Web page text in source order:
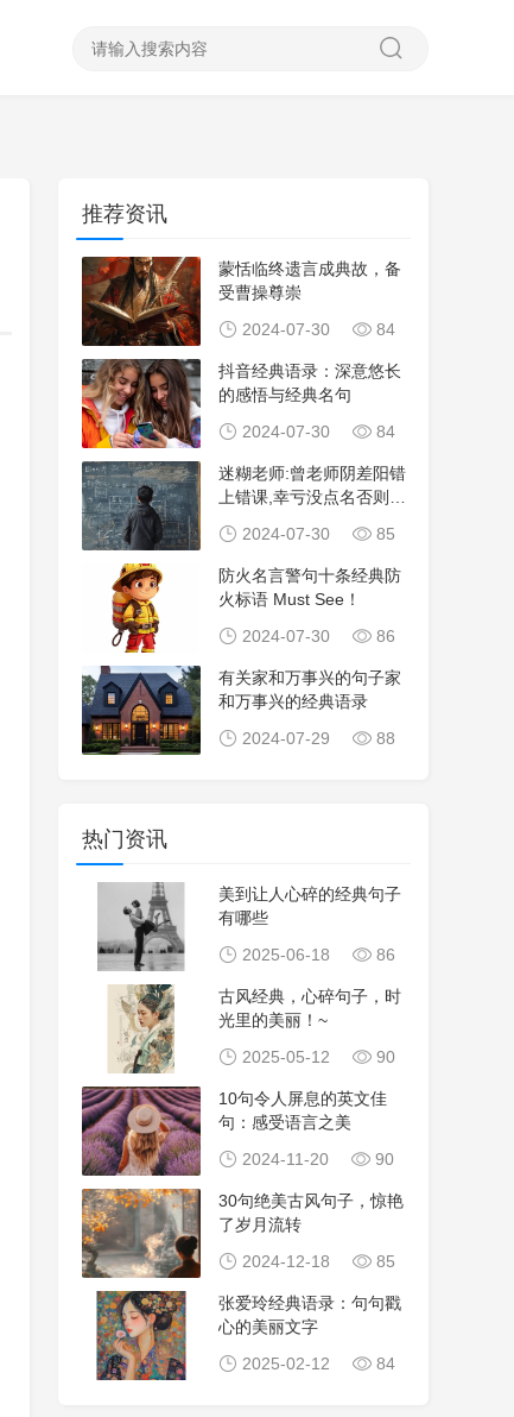
推荐资讯
蒙恬临终遗言成典故，备
受曹操尊崇
2024-07-30
84
抖音经典语录：深意悠长
的感悟与经典名句
2024-07-30
84
迷糊老师:曾老师阴差阳错
上错课,幸亏没点名否则就
2024-07-30 85
防火名言警句十条经典防
火标语 Must See！
2024-07-30
86
有关家和万事兴的句子家
和万事兴的经典语录
2024-07-29
88
热门资讯
美到让人心碎的经典句子
有哪些
2025-06-18
86
古风经典，心碎句子，时
光里的美丽！~
2025-05-12
90
10句令人屏息的英文佳
句：感受语言之美
2024-11-20
90
30句绝美古风句子，惊艳
了岁月流转
2024-12-18
85
张爱玲经典语录：句句戳
心的美丽文字
2025-02-12
84